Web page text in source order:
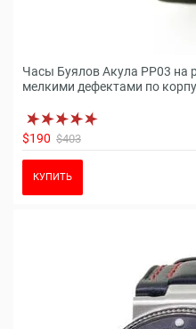
Часы Буялов Акула РР03 на
мелкими дефектами по
$190 $403
КУПИТЬ